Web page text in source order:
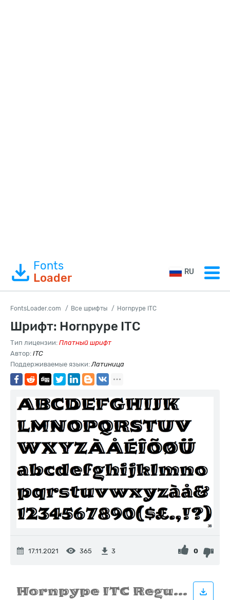
Fonts
Loader
RU
FontsLoader.com Все шрифты Hornpype ITC
Шрифт: Hornpype ITC
Тип лицензии: Платный шрифт
Автор: ITC
Поддерживаемые языки:Латиница
17.11.2021 365 3 0